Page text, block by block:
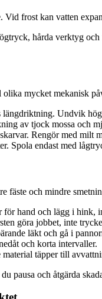
frost kan vatten
hårda verktyg
mycket mekanisk
längdriktning. Undvik
av tjock mossa och
Rengör med milt
Spola endast med
fäste och mindre
för hand och lägg i hink,
göra jobbet, inte
läkt och gå i
och korta intervaller.
material täpper till
pausa och åtgärda